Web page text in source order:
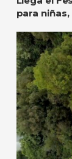
para